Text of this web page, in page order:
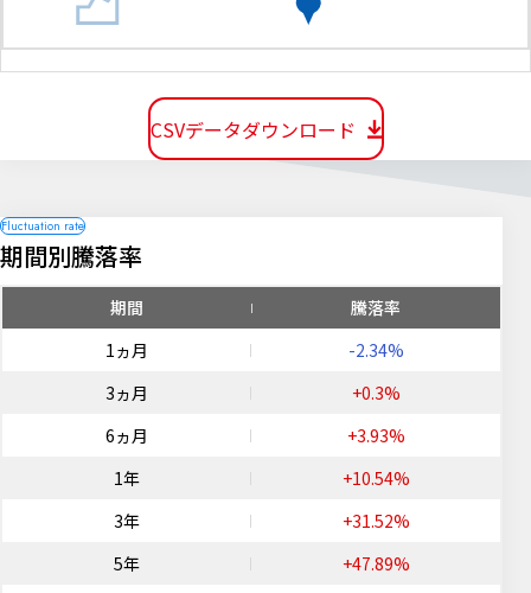
CSVデータダウンロード
期間別騰落率
期間
騰落率
1ヵ月
-2.34%
3ヵ月
+0.3%
6ヵ月
+3.93%
1年
+10.54%
3年
+31.52%
5年
+47.89%